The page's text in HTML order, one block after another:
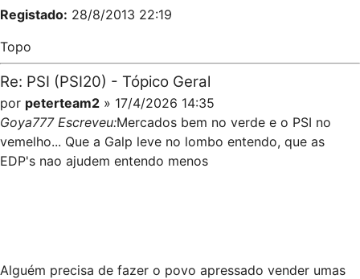
Registado: 28/8/2013 22:19
Topo
Re: PSI (PSI20) - Tópico Geral
por peterteam2 » 17/4/2026 14:35
Goya777 Escreveu:Mercados bem no verde e o PSI no
vemelho... Que a Galp leve no lombo entendo, que as
EDP's nao ajudem entendo menos
Alguém precisa de fazer o povo apressado vender umas